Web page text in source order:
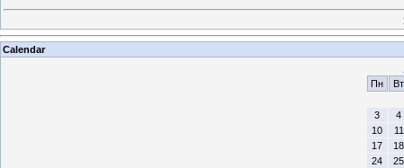
Calendar
Пн
Вт
3
4
10
11
17
18
24
25